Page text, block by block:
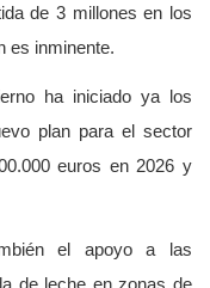
de 3 millones en los
es inminente.
ha iniciado ya los
plan para el sector
euros en 2026 y
el apoyo a las